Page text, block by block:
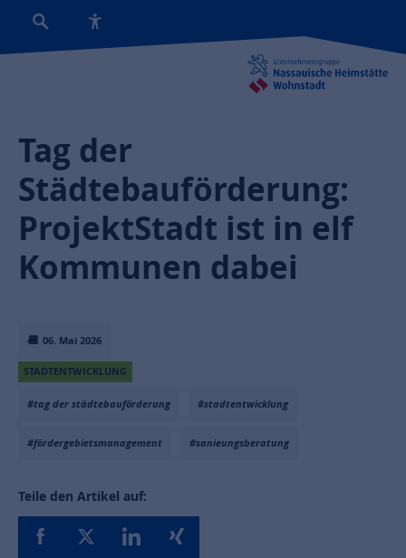
06. Mai 2026
STADTENTWICKLUNG
#tag der städtebauförderung #stadtentwicklung
#fördergebietsmanagement #sanieungsberatung
Teile den Artikel auf:
Tag der
Städtebauförderung:
ProjektStadt ist in elf
Kommunen dabei